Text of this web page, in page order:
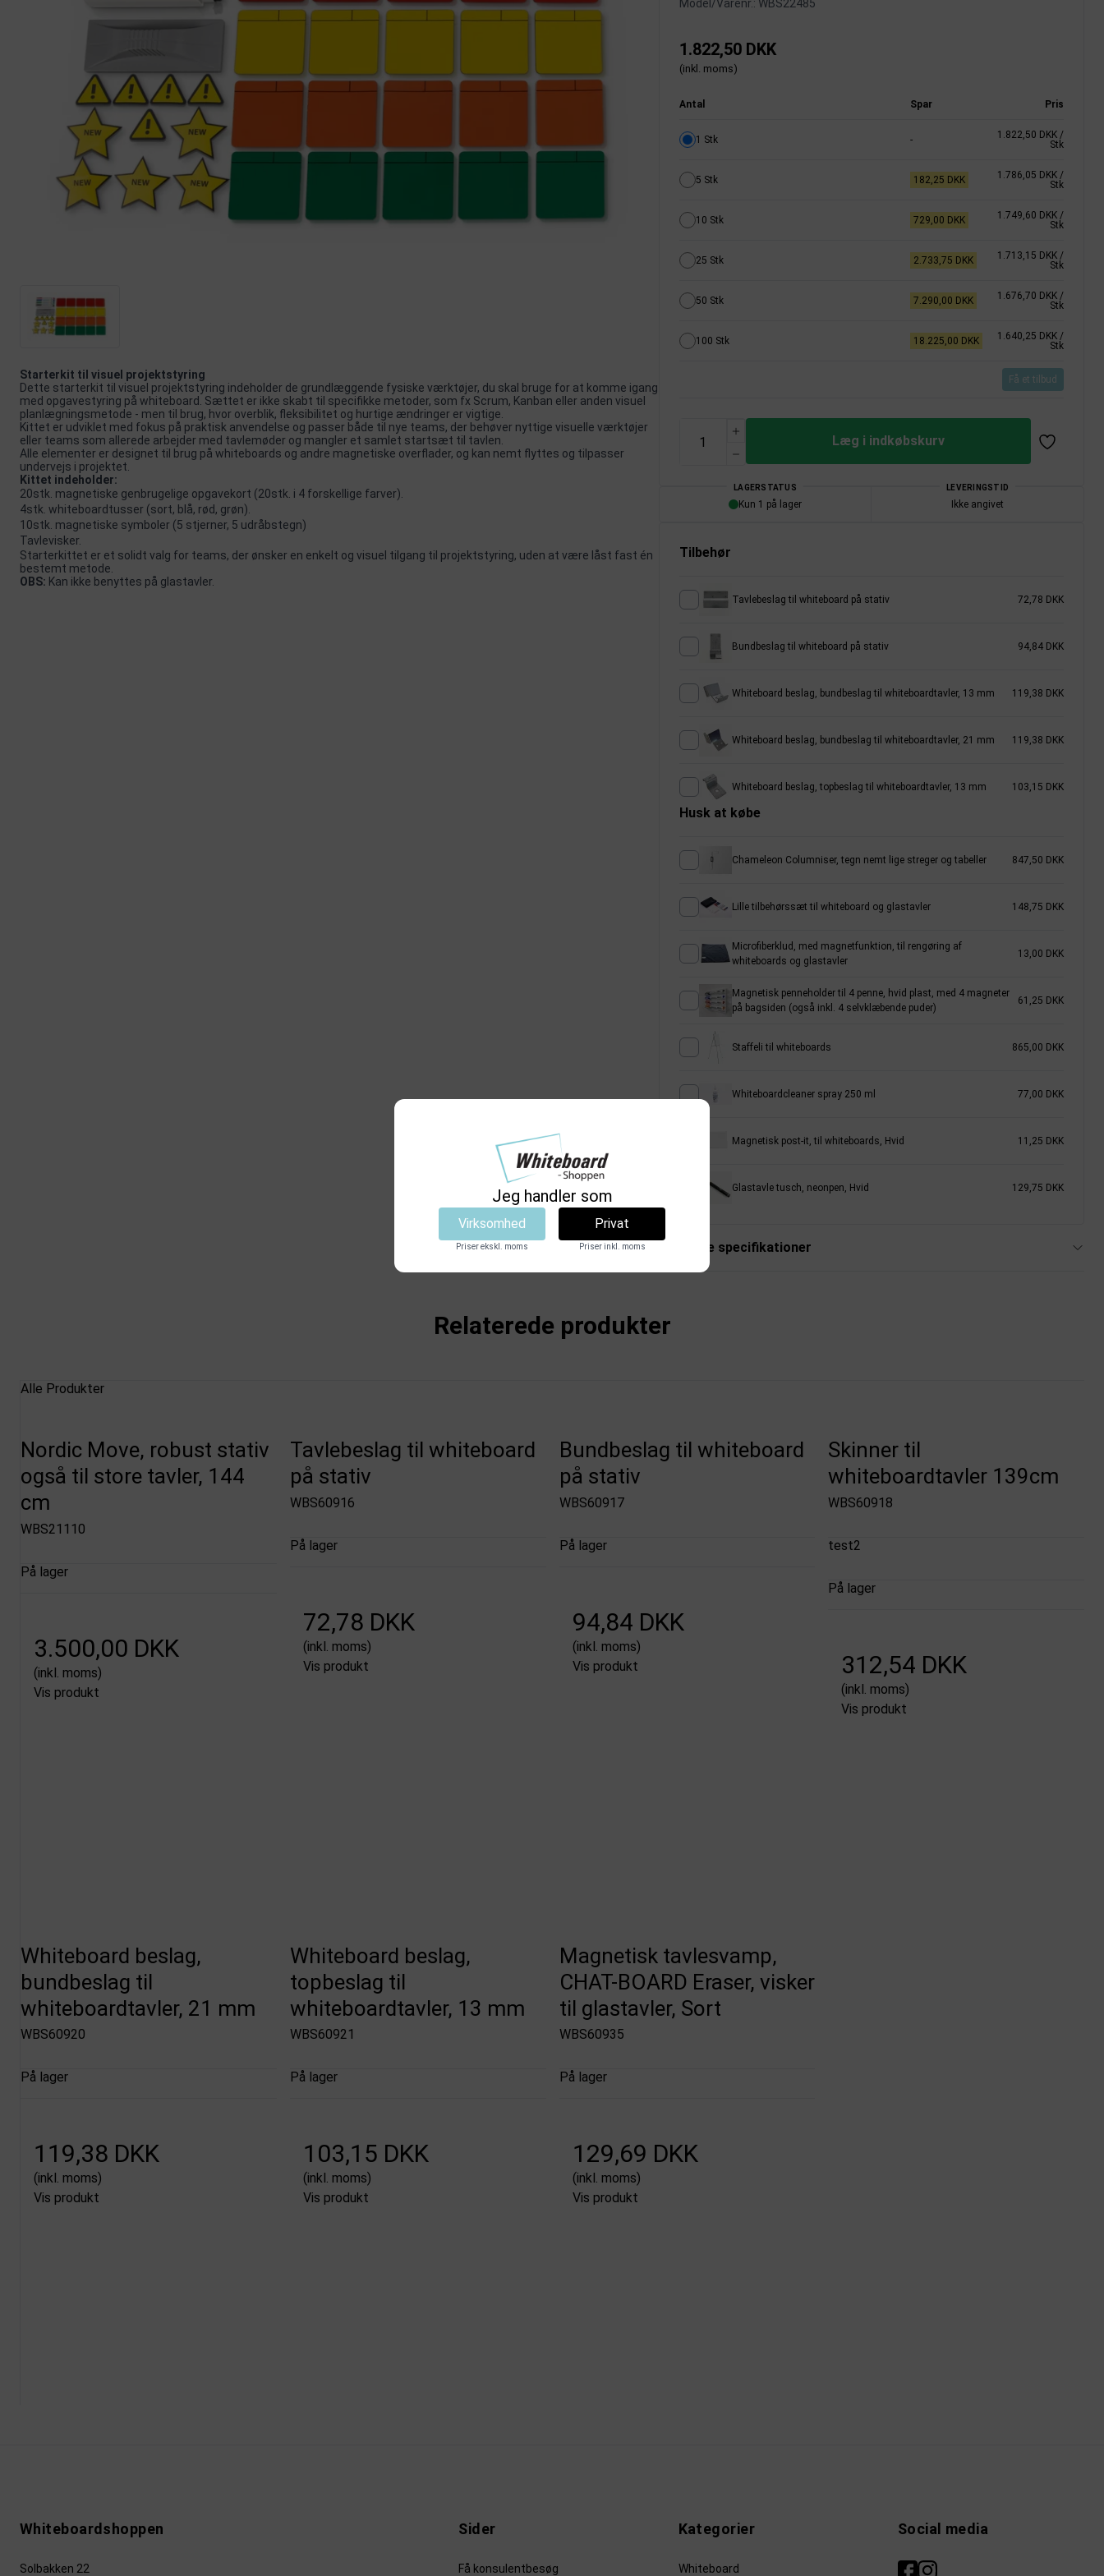
Starterkit til visuel projektstyring
Dette starterkit til visuel projektstyring indeholder de grundlæggende fysiske værktøjer, du skal bruge for at komme igang
med opgavestyring på whiteboard. Sættet er ikke skabt til specifikke metoder, som fx Scrum, Kanban eller anden visuel
planlægningsmetode - men til brug, hvor overblik, fleksibilitet og hurtige ændringer er vigtige.
Kittet er udviklet med fokus på praktisk anvendelse og passer både til nye teams, der behøver nyttige visuelle værktøjer
eller teams som allerede arbejder med tavlemøder og mangler et samlet startsæt til tavlen.
Alle elementer er designet til brug på whiteboards og andre magnetiske overflader, og kan nemt flyttes og tilpasser
undervejs i projektet.
Kittet indeholder:
20stk. magnetiske genbrugelige opgavekort (20stk. i 4 forskellige farver).
4stk. whiteboardtusser (sort, blå, rød, grøn).
10stk. magnetiske symboler (5 stjerner, 5 udråbstegn)
Tavlevisker.
Starterkittet er et solidt valg for teams, der ønsker en enkelt og visuel tilgang til projektstyring, uden at være låst fast én
bestemt metode.
OBS: Kan ikke benyttes på glastavler.
Model/Varenr.: WBS22485
1.822,50 DKK
(inkl. moms)
Antal Spar Pris
1 Stk - 1.822,50 DKK /
Stk
5 Stk 182,25 DKK 1.786,05 DKK /
Stk
10 Stk 729,00 DKK 1.749,60 DKK /
Stk
25 Stk 2.733,75 DKK 1.713,15 DKK /
Stk
50 Stk 7.290,00 DKK 1.676,70 DKK /
Stk
100 Stk 18.225,00 DKK 1.640,25 DKK /
Stk
Få et tilbud
Læg i indkøbskurv
LAGERSTATUS
Kun 1 på lager
LEVERINGSTID
Ikke angivet
Tilbehør
Tavlebeslag til whiteboard på stativ 72,78 DKK
Bundbeslag til whiteboard på stativ 94,84 DKK
Whiteboard beslag, bundbeslag til whiteboardtavler, 13 mm 119,38 DKK
Whiteboard beslag, bundbeslag til whiteboardtavler, 21 mm 119,38 DKK
Whiteboard beslag, topbeslag til whiteboardtavler, 13 mm 103,15 DKK
Husk at købe
Chameleon Columniser, tegn nemt lige streger og tabeller 847,50 DKK
Lille tilbehørssæt til whiteboard og glastavler 148,75 DKK
Microfiberklud, med magnetfunktion, til rengøring af
whiteboards og glastavler
13,00 DKK
Magnetisk penneholder til 4 penne, hvid plast, med 4 magneter
på bagsiden (også inkl. 4 selvklæbende puder)
61,25 DKK
Staffeli til whiteboards 865,00 DKK
Whiteboardcleaner spray 250 ml 77,00 DKK
Magnetisk post-it, til whiteboards, Hvid 11,25 DKK
Glastavle tusch, neonpen, Hvid 129,75 DKK
Tekniske specifikationer
Relaterede produkter
Alle Produkter
Nordic Move, robust stativ
også til store tavler, 144
cm
WBS21110
På lager
3.500,00 DKK
(inkl. moms)
Vis produkt
Tavlebeslag til whiteboard
på stativ
WBS60916
På lager
72,78 DKK
(inkl. moms)
Vis produkt
Bundbeslag til whiteboard
på stativ
WBS60917
På lager
94,84 DKK
(inkl. moms)
Vis produkt
Skinner til
whiteboardtavler 139cm
WBS60918
test2
På lager
312,54 DKK
(inkl. moms)
Vis produkt
Whiteboard beslag,
bundbeslag til
whiteboardtavler, 21 mm
WBS60920
På lager
119,38 DKK
(inkl. moms)
Vis produkt
Whiteboard beslag,
topbeslag til
whiteboardtavler, 13 mm
WBS60921
På lager
103,15 DKK
(inkl. moms)
Vis produkt
Magnetisk tavlesvamp,
CHAT-BOARD Eraser, visker
til glastavler, Sort
WBS60935
På lager
129,69 DKK
(inkl. moms)
Vis produkt
Whiteboardshoppen
Solbakken 22
Sider
Få konsulentbesøg
Kategorier
Whiteboard
Social media
Jeg handler som
Virksomhed
Priser ekskl. moms
Privat
Priser inkl. moms